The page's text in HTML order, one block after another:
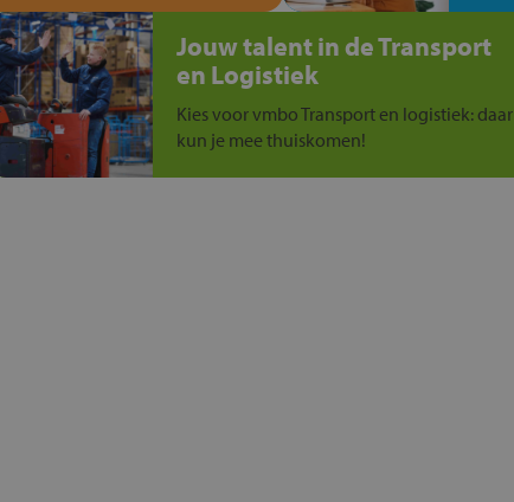
Jouw talent in de Transport
en Logistiek
Kies voor vmbo Transport en logistiek: daar
kun je mee thuiskomen!